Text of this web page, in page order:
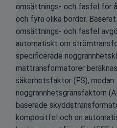
omsättnings- och fasfel för
och fyra olika bördor.
omsättnings- och fasfel
automatiskt om
specificerade
mättransformatorer
säkerhetsfaktor (FS), medan
noggrannhetsgränsfaktorn
baserade
kompositfel och en